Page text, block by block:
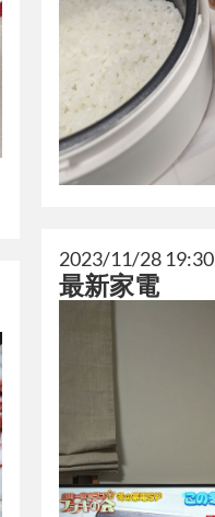
2023/11/28 19:30
最新家電